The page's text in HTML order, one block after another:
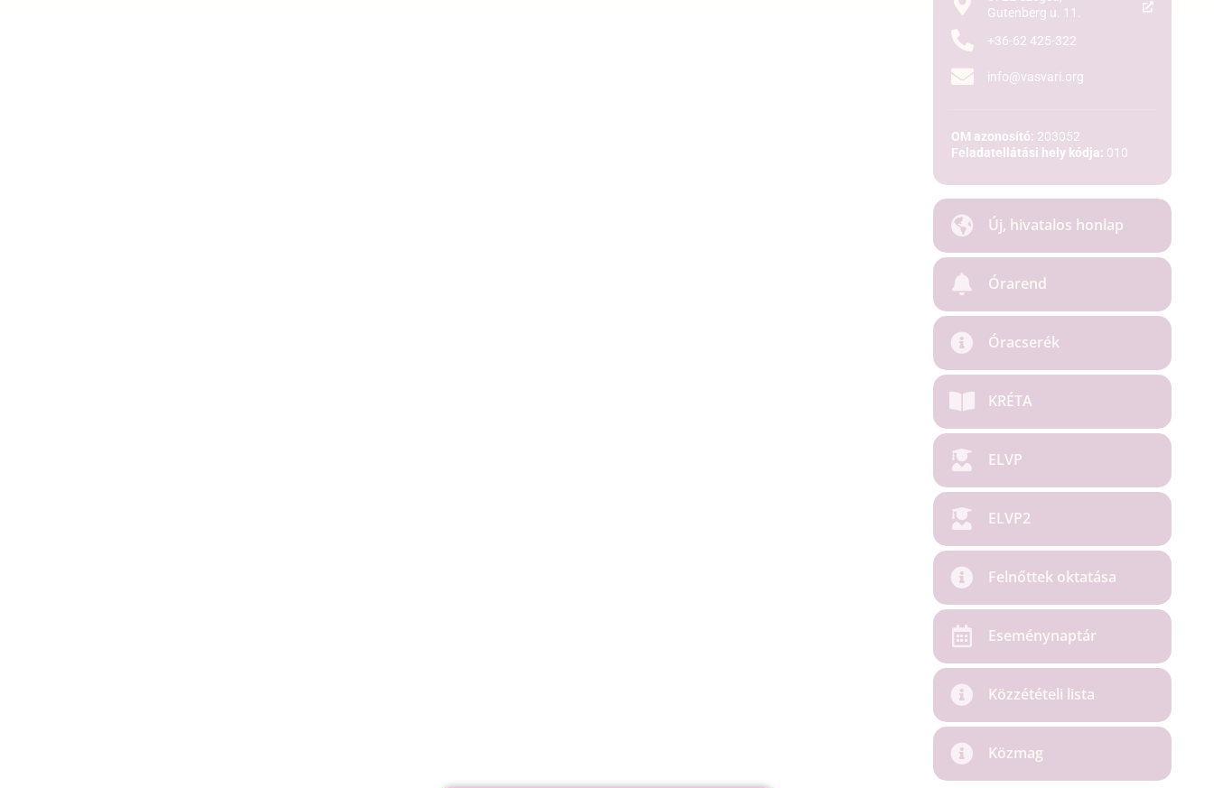
Gutenberg u. 11.
+36-62 425-322
info@vasvari.org
OM azonosító: 203052
Feladatellátási hely kódja: 010
Új, hivatalos honlap
Órarend
Óracserék
KRÉTA
ELVP
ELVP2
Felnőttek oktatása
Eseménynaptár
Közzétételi lista
Közmag